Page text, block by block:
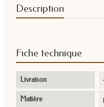
Description
Fiche technique
Livraison
Matière